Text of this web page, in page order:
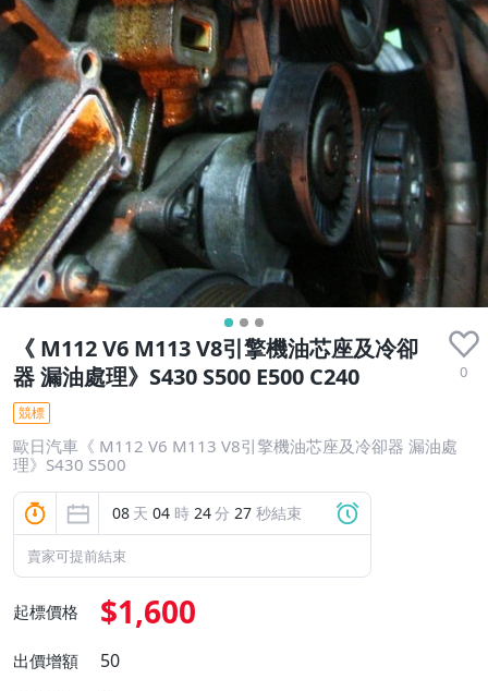
《 M112 V6 M113 V8引擎機油芯座及冷卻
器 漏油處理》S430 S500 E500 C240
0
競標
歐日汽車《 M112 V6 M113 V8引擎機油芯座及冷卻器 漏油處
理》S430 S500
08 天 04 時 24分 26 秒結束
賣家可提前結束
起標價格 $1,600
出價增額 50